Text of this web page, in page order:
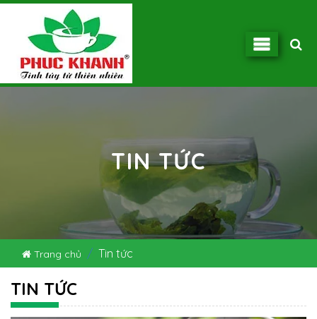
TIN TỨC
Trang chủ Tin tức
TIN TỨC